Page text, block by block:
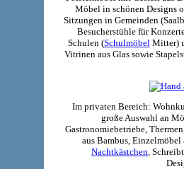
Möbel in schönen Designs
Sitzungen in Gemeinden
Besucherstühle für
Schulen (SchulmöbelMitter)
Vitrinen aus Glas sowie
Im privaten Bereich:
großeAuswahl an
Gastronomiebetriebe,
aus Bambus,
Nachtkästchen,